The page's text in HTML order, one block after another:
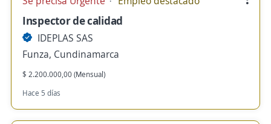
Inspector de calidad
IDEPLAS SAS
Funza, Cundinamarca
$ 2.200.000,00 (Mensual)
Hace 5 días